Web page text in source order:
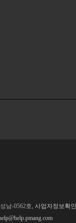
남-0562호, 사업자정보확인